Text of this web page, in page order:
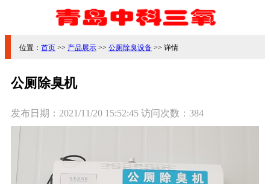
位置： 首页 >> 产品展示 >> 公厕除臭设备 >> 详情
公厕除臭机
发布日期： 2021/11/20 15:52:45 访问次数： 384